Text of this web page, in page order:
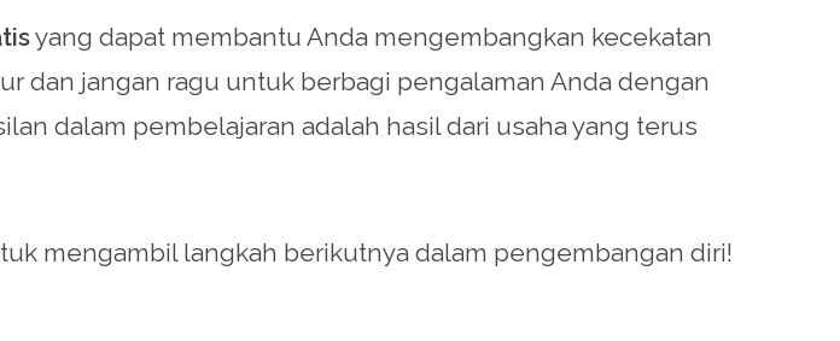
yang dapat membantu Anda mengembangkan kecekatan
dan jangan ragu untuk berbagi pengalaman Anda dengan
dalam pembelajaran adalah hasil dari usaha yang terus
mengambil langkah berikutnya dalam pengembangan diri!